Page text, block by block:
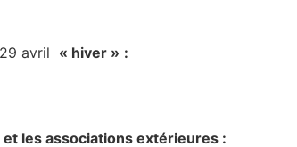
avril « hiver » :
les associations extérieures :